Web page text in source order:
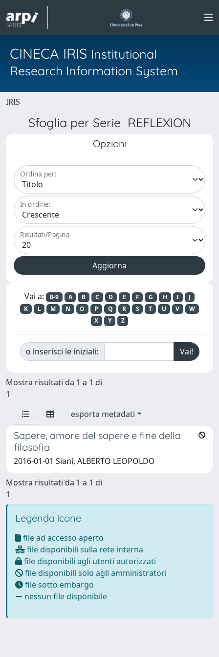
CINECA IRIS Institutional
Research Information System
IRIS
Sfoglia per Serie REFLEXION
Opzioni
Ordina per:
In ordine:
Risultati/Pagina
Vai a: 0-9 A B C D E F G H I
J
K
L M N O P Q R S T U V
W
X
Y Z
o inserisci le iniziali:
Mostra risultati da 1 a 1 di
1
esporta metadati
Sapere, amore del sapere e fine della
filosofia
2016-01-01 Siani, ALBERTO LEOPOLDO
Mostra risultati da 1 a 1 di
1
Legenda icone
file ad accesso aperto
file disponibili sulla rete interna
file disponibili agli utenti autorizzati
file disponibili solo agli amministratori
file sotto embargo
nessun file disponibile